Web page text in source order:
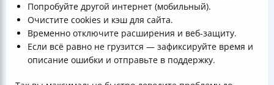
Попробуйте другой интернет (мобильный).
Очистите cookies и кэш для сайта.
Временно отключите расширения и веб-защиту.
Если всё равно не грузится — зафиксируйте время и
описание ошибки и отправьте в поддержку.